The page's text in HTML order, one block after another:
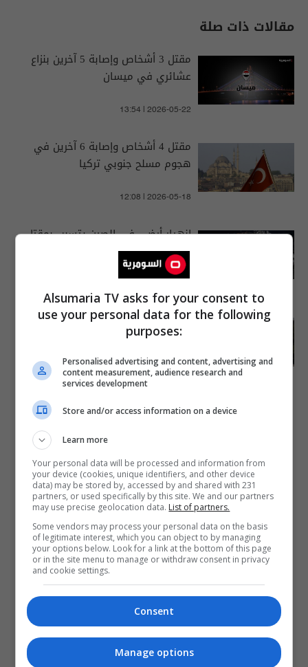
مقالات ذات صلة
مقتل 3 أشخاص وإصابة 5 آخرين بنزاع
عشائري في ميسان
13:54 | 2026-05-22
مقتل 4 أشخاص وإصابة 6 آخرين في
هجوم مسلح جنوبي تركيا
12:08 | 2026-05-18
انهيار أرضي في الصين يتسبب بمقتل
واصابة 21 شخصا وفقدان 50 آخرين
مصرع شخصين وإصابة اثنين آخرين
بحادث سير مروع على طريق سريع
الدورة
07:52 | 2026-07-26
Alsumaria TV asks for your consent to
use your personal data for the following
purposes:
Personalised advertising and content, advertising and
content measurement, audience research and
services development
Store and/or access information on a device
Learn more
Your personal data will be processed and information from
your device (cookies, unique identifiers, and other device
data) may be stored by, accessed by and shared with 231
partners, or used specifically by this site. We and our partners
may use precise geolocation data. List of partners.
Some vendors may process your personal data on the basis
of legitimate interest, which you can object to by managing
your options below. Look for a link at the bottom of this page
or in the site menu to manage or withdraw consent in privacy
and cookie settings.
Consent
Manage options